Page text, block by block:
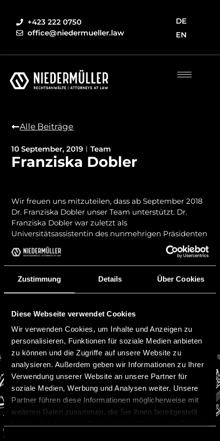
Zustimmung Details Über Cookies
Diese Webseite verwendet Cookies
Wir verwenden Cookies, um Inhalte und Anzeigen zu
personalisieren, Funktionen für soziale Medien anbieten
zu können und die Zugriffe auf unsere Website zu
analysieren. Außerdem geben wir Informationen zu Ihrer
Verwendung unserer Website an unsere Partner für
soziale Medien, Werbung und Analysen weiter. Unsere
Partner führen diese Informationen möglicherweise mit
weiteren Daten zusammen, die Sie ihnen bereitgestellt
Einwilligungsauswahl
+423 222 0750
office@niedermueller.law
DE
EN
Alle Beiträge
10 September, 2019 Team
Franziska Dobler
Wir freuen uns mitzuteilen, dass ab September 2018
Dr. Franziska Dobler unser Team unterstützt. Dr.
Franziska Dobler war zuletzt als
Universitätsassistentin des nunmehrigen Präsidenten
des Fürstlichen Obersten Gerichtshofs, Univ. Prof. Dr.
Schumacher, des Univ. Prof. Dr. Bernhard König und
Univ. Prof. Dr. Peter Mayr an der Leopold Franzens
Universität Innsbruck tätig.
Vorheriger Beitrag Nächster Beitrag
Kontakt